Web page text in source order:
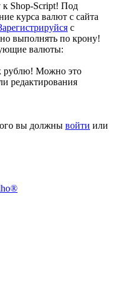
Shop-Script! Под
курса валют с сайта
с
выполнять по крону!
валюты:
рублю! Можно это
редактирования
вы должны войти или